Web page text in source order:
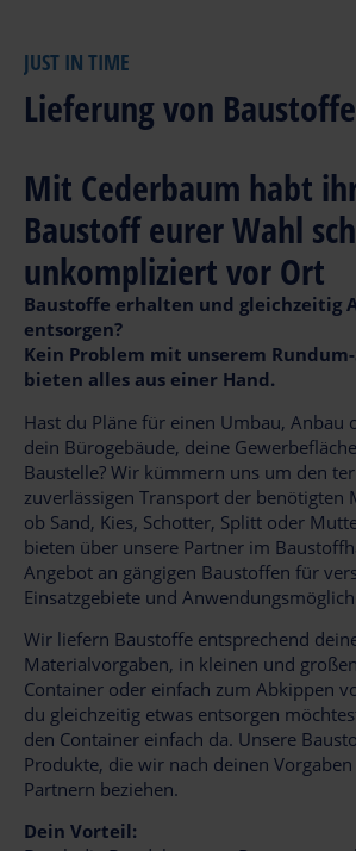
JUST IN TIME
Lieferung von
Mit Cederbaum habt
Baustoff eurer Wahl
unkompliziert vor Ort
Baustoffe erhalten und gleichzeitig
entsorgen?
Kein Problem mit unserem
bieten alles aus einer Hand.
Hast du Pläne für einen Umbau, Anbau
dein Bürogebäude, deine
Baustelle? Wir kümmern uns um den
zuverlässigen Transport der benötigten
ob Sand, Kies, Schotter, Splitt oder
bieten über unsere Partner im
Angebot an gängigen Baustoffen für
Einsatzgebiete und
Wir liefern Baustoffe entsprechend
Materialvorgaben, in kleinen und
Container oder einfach zum Abkippen
du gleichzeitig etwas entsorgen
den Container einfach da. Unsere
Produkte, die wir nach deinen
Partnern beziehen.
Dein Vorteil: